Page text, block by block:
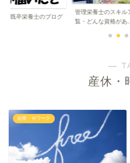
】既卒栄養士のブログ
管理栄養士のスキル
覧・どんな資格があ...
―
産休・
副業・Ｗワーク